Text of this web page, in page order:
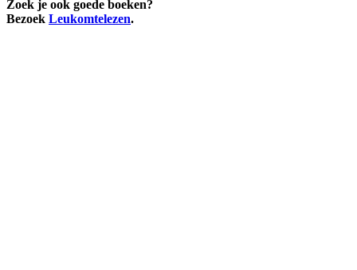
Zoek je ook goede boeken?
Bezoek Leukomtelezen.